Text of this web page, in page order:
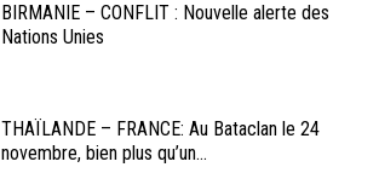
BIRMANIE – CONFLIT : Nouvelle alerte des
Nations Unies
THAÏLANDE – FRANCE: Au Bataclan le 24
novembre, bien plus qu’un...